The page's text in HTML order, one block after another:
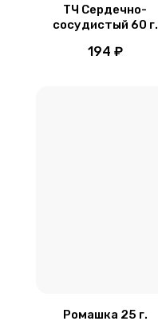
Ромашка 25 г.
194 ₽
ТЧ Сердечно-
сосудистый 60 г.